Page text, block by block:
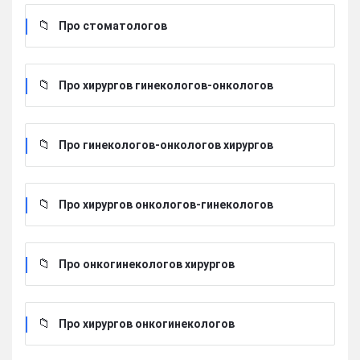
Про стоматологов
Про хирургов гинекологов-онкологов
Про гинекологов-онкологов хирургов
Про хирургов онкологов-гинекологов
Про онкогинекологов хирургов
Про хирургов онкогинекологов